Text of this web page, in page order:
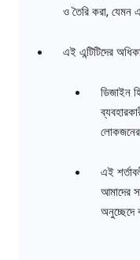
ও তৈরি করা, যেমন
এই এন্টিটিদের
ডিজাইন
লোকজনের
এই
আমাদের
অনুচ্ছেদে